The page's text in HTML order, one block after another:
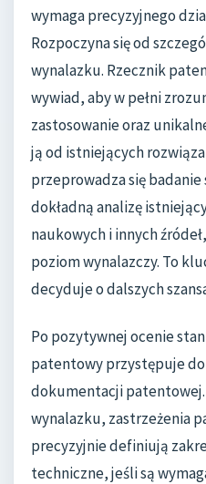
wymaga precyzyjnego
Rozpoczyna się od
wynalazku. Rzecznik
wywiad, aby w pełni
zastosowanie oraz
ją od istniejących
przeprowadza się
dokładną analizę
naukowych i innych
poziom wynalazczy. To
decyduje o dalszych
Po pozytywnej ocenie
patentowy przystępuje
dokumentacji patentowej.
wynalazku, zastrzeżenia
precyzyjnie definiują
techniczne, jeśli są